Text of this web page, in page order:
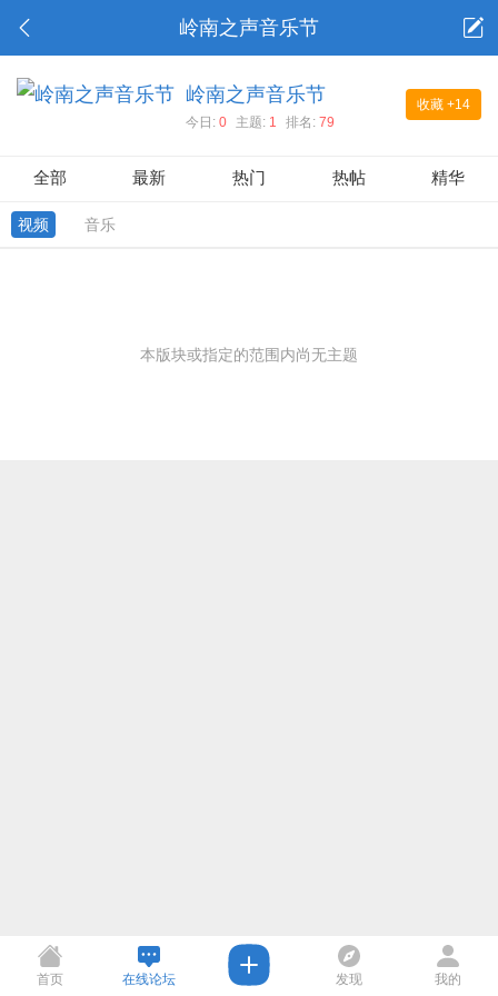
岭南之声音乐节
收藏 +14
岭南之声音乐节
今日: 0 主题: 1 排名: 79
全部 最新 热门 热帖 精华
视频 音乐
本版块或指定的范围内尚无主题
首页 在线论坛 发现 我的